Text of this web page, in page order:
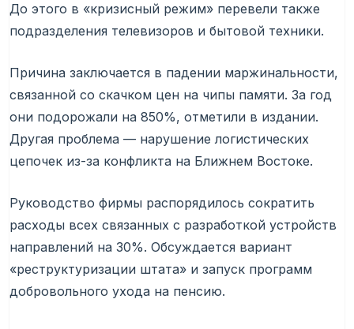
До этого в «кризисный режим» перевели также
подразделения телевизоров и бытовой техники.
Причина заключается в падении маржинальности,
связанной со скачком цен на чипы памяти. За год
они подорожали на 850%, отметили в издании.
Другая проблема — нарушение логистических
цепочек из-за конфликта на Ближнем Востоке.
Руководство фирмы распорядилось сократить
расходы всех связанных с разработкой устройств
направлений на 30%. Обсуждается вариант
«реструктуризации штата» и запуск программ
добровольного ухода на пенсию.